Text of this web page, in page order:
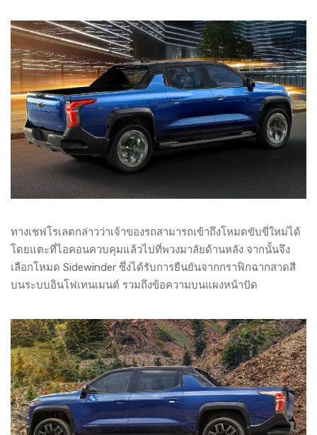
ทางเชฟโรเลตกล่าวว่าเจ้าของรถสามารถเข้าถึงโหมดขับขี่ใหม่ได้
โดยแตะที่ไอคอนควบคุมแล้วไปที่พวงมาลัยด้านหลัง จากนั้นจึง
เลือกโหมด Sidewinder ซึ่งได้รับการยืนยันจากกราฟิกฉากสาดสี
บนระบบอินโฟเทนเมนต์ รวมถึงข้อความบนแผงหน้าปัด